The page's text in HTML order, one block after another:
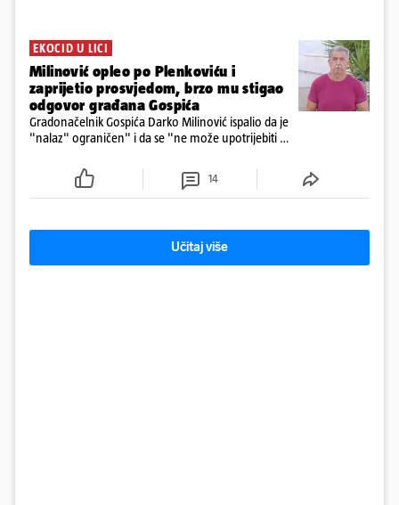
EKOCID U LICI
Milinović opleo po Plenkoviću i
zaprijetio prosvjedom, brzo mu stigao
odgovor građana Gospića
Gradonačelnik Gospića Darko Milinović ispalio da je
"nalaz" ograničen" i da se "ne može upotrijebiti za
ga je naručio Uskok i da je dio spisa
14
Učitaj više